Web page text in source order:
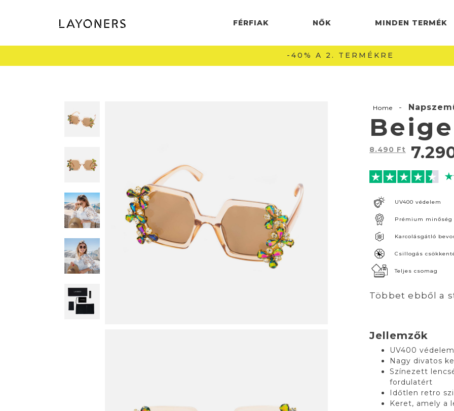
FÉRFIAK NŐK MINDEN TERMÉK
INGYENES SZÁLLÍTÁS 22990 FT FELETT 🚚
Home -
8.490 Ft
UV400 védelem
Prémium minőség
Karcolásgátló
Csillogás
Teljes csomag
Többet ebből a
Jellemzők
UV400
Nagy divatos
Színezett
fordulatért
Időtlen retro
Keret, amely a